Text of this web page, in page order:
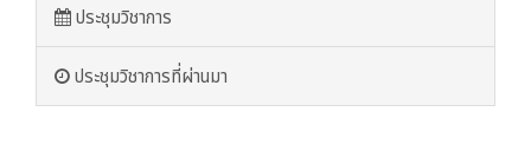
ประชุมวิชาการ
ประชุมวิชาการที่ผ่านมา